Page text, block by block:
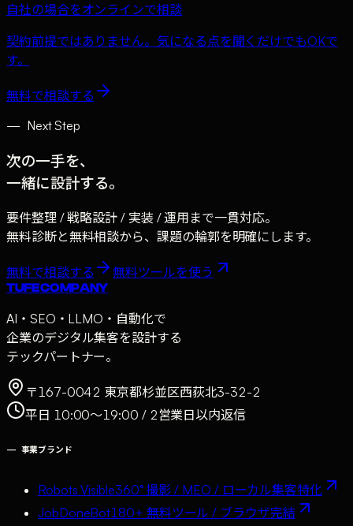
自社の場合をオンラインで相談
契約前提ではありません。気になる点を聞くだけでもOKで
す。
無料で相談する
—Next Step
次の一手を、
一緒に設計する。
要件整理 / 戦略設計 / 実装 / 運用まで一貫対応。
無料診断と無料相談から、課題の輪郭を明確にします。
無料で相談する 無料ツールを使う
TUFE COMPANY
AI・SEO・LLMO・自動化で
企業のデジタル集客を設計する
テックパートナー。
〒167-0042 東京都杉並区西荻北3-32-2
平日 10:00〜19:00 / 2営業日以内返信
— 事業ブランド
Robots Visible360° 撮影 / MEO / ローカル集客特化
JobDoneBot180+ 無料ツール / ブラウザ完結